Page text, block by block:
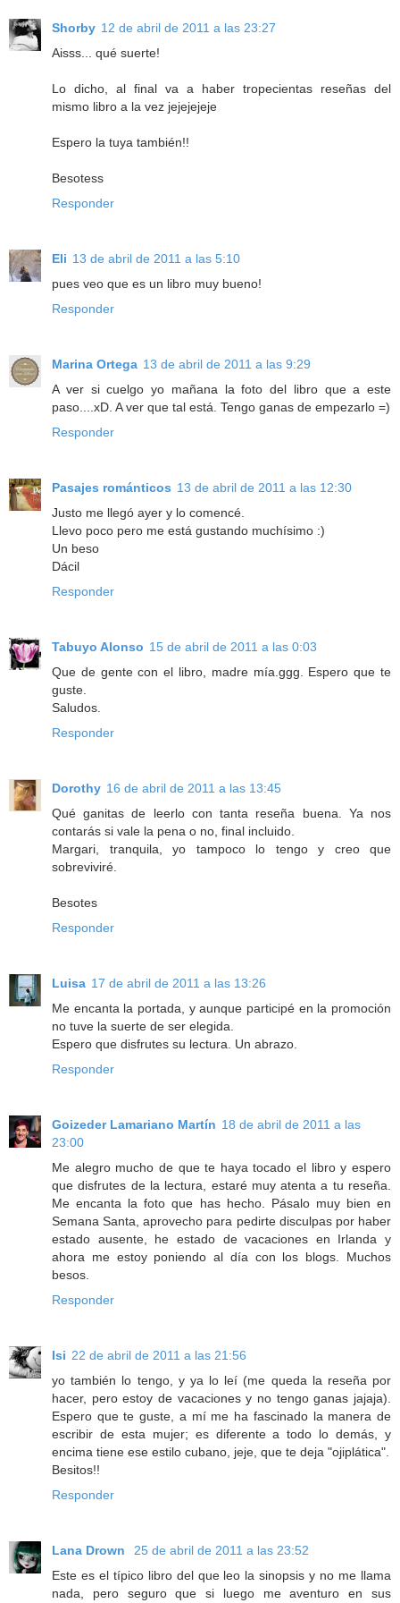
Shorby 12 de abril de 2011 a las 23:27
Aisss... qué suerte!
Lo dicho, al final va a haber tropecientas reseñas del
mismo libro a la vez jejejejeje
Espero la tuya también!!
Besotess
Responder
Eli 13 de abril de 2011 a las 5:10
pues veo que es un libro muy bueno!
Responder
Marina Ortega 13 de abril de 2011 a las 9:29
A ver si cuelgo yo mañana la foto del libro que a este
paso....xD. A ver que tal está. Tengo ganas de empezarlo =)
Responder
Pasajes románticos 13 de abril de 2011 a las 12:30
Justo me llegó ayer y lo comencé.
Llevo poco pero me está gustando muchísimo :)
Un beso
Dácil
Responder
Tabuyo Alonso 15 de abril de 2011 a las 0:03
Que de gente con el libro, madre mía.ggg. Espero que te
guste.
Saludos.
Responder
Dorothy 16 de abril de 2011 a las 13:45
Qué ganitas de leerlo con tanta reseña buena. Ya nos
contarás si vale la pena o no, final incluido.
Margari, tranquila, yo tampoco lo tengo y creo que
sobreviviré.
Besotes
Responder
Luisa 17 de abril de 2011 a las 13:26
Me encanta la portada, y aunque participé en la promoción
no tuve la suerte de ser elegida.
Espero que disfrutes su lectura. Un abrazo.
Responder
Goizeder Lamariano Martín 18 de abril de 2011 a las
23:00
Me alegro mucho de que te haya tocado el libro y espero
que disfrutes de la lectura, estaré muy atenta a tu reseña.
Me encanta la foto que has hecho. Pásalo muy bien en
Semana Santa, aprovecho para pedirte disculpas por haber
estado ausente, he estado de vacaciones en Irlanda y
ahora me estoy poniendo al día con los blogs. Muchos
besos.
Responder
Isi 22 de abril de 2011 a las 21:56
yo también lo tengo, y ya lo leí (me queda la reseña por
hacer, pero estoy de vacaciones y no tengo ganas jajaja).
Espero que te guste, a mí me ha fascinado la manera de
escribir de esta mujer; es diferente a todo lo demás, y
encima tiene ese estilo cubano, jeje, que te deja "ojiplática".
Besitos!!
Responder
Lana Drown
25 de abril de 2011 a las 23:52
Este es el típico libro del que leo la sinopsis y no me llama
nada, pero seguro que si luego me aventuro en sus